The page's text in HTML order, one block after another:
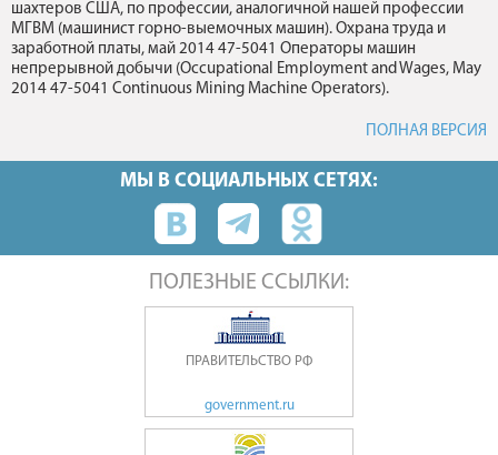
шахтеров США, по профессии, аналогичной нашей профессии
МГВМ (машинист горно-выемочных машин). Охрана труда и
заработной платы, май 2014 47-5041 Операторы машин
непрерывной добычи (Occupational Employment and Wages, May
2014 47-5041 Continuous Mining Machine Operators).
ПОЛНАЯ ВЕРСИЯ
МЫ В СОЦИАЛЬНЫХ СЕТЯХ:
ПОЛЕЗНЫЕ ССЫЛКИ:
ПРАВИТЕЛЬСТВО РФ
government.ru